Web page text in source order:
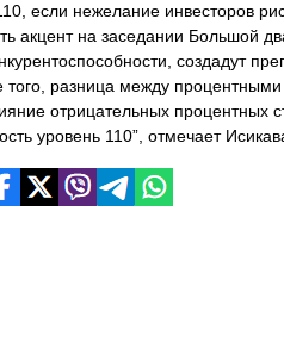
если нежелание инвесторов
на заседании Большой
создадут
разница между
отрицательных процентных
уровень 110”, отмечает